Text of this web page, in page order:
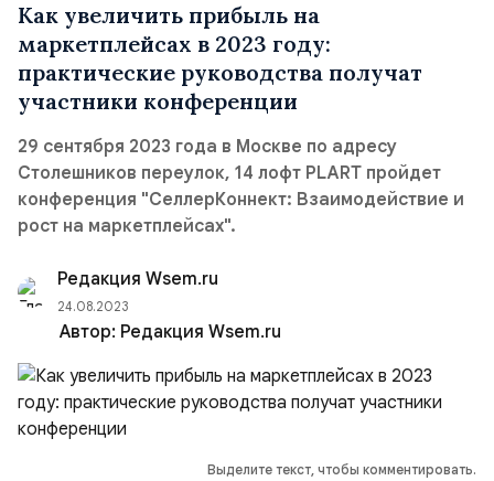
Как увеличить прибыль на
маркетплейсах в 2023 году:
практические руководства получат
участники конференции
29 сентября 2023 года в Москве по адресу
Столешников переулок, 14 лофт PLART пройдет
конференция "СеллерКоннект: Взаимодействие и
рост на маркетплейсах".
Редакция Wsem.ru
24.08.2023
Автор: Редакция Wsem.ru
Выделите текст, чтобы комментировать.